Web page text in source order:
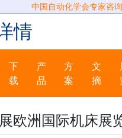
中国自动化学会专家咨
情
下
载
产
品
方
案
文
摘
欧洲国际机床展